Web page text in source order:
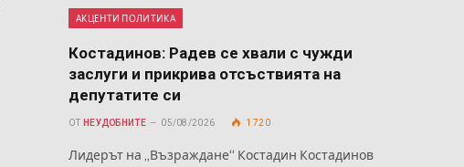
АКЦЕНТИ ПОЛИТИКА
Костадинов: Радев се хвали с чужди
заслуги и прикрива отсъствията на
депутатите си
ОТ НЕУДОБНИТЕ 05/08/2026 1 720
Лидерът на „Възраждане“ Костадин Костадинов